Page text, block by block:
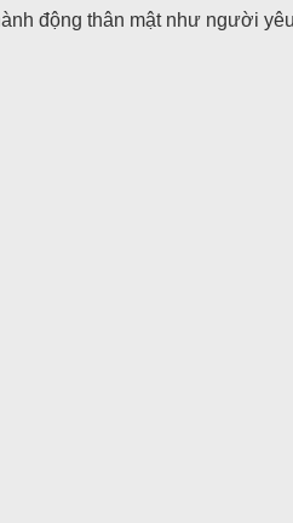
động thân mật như người